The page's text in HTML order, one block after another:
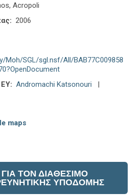
Acropoli
2006
Moh/SGL/sgl.nsf/All/BAB77C009858
Andromachi Katsonouri |
maps
ΤΟΝ ΔΙΑΘΕΣΙΜΟ
ΥΠΟΔΟΜΗΣ